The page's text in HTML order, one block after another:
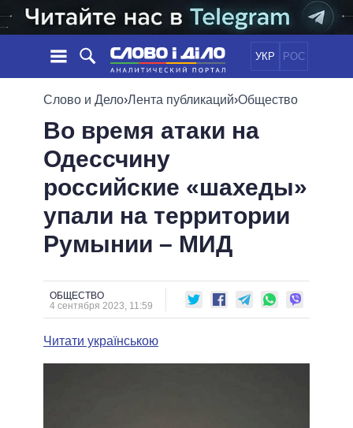
УКР РОС
НОВОСТИ
ЛЕНТА
СОБЫТИЯ
СТАТЬИ
ОБЗОРЫ
ДАЙДЖЕСТЫ
ПОЛИТИКА
ОБЩЕСТВО
ОБЕЩАНИЯ
ПОЛИТИКИ
ПРЕЗИДЕНТ И ОФИС
ВЕРХОВНАЯ РАДА
ГЛАВЫ ОБЛАДМИНИСТРАЦИЙ
МЭРЫ
ВСЕ ПЕРСОНЫ
ВИДЕО
СРАВНЕНИЕ ПОЛИТИКОВ
Слово и Дело›Лента публикаций›Общество
Во время атаки на
Одессчину
российские «шахеды»
упали на территории
Румынии – МИД
ОБЩЕСТВО
4 сентября 2023, 11:59
Читати українською